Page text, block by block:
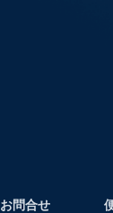
お問合せ